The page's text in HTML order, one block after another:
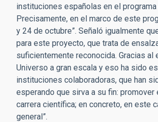
instituciones españolas en el programa
Precisamente, en el marco de este
y 24 de octubre”. Señaló igualmente
para este proyecto, que trata de
suficientemente reconocida. Gracias
Universo a gran escala y eso ha sido
instituciones colaboradoras, que han
esperando que sirva a su fin:
carrera científica; en concreto, en este
general”.